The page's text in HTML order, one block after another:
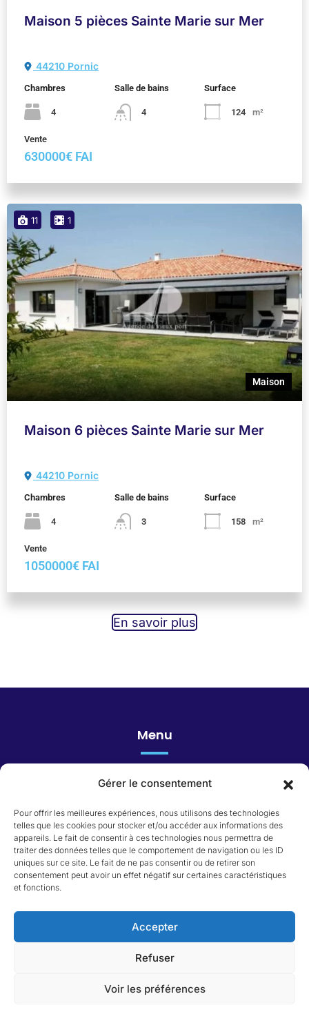
Gérer le consentement
Pour offrir les meilleures expériences, nous utilisons des technologies
telles que les cookies pour stocker et/ou accéder aux informations des
appareils. Le fait de consentir à ces technologies nous permettra de
traiter des données telles que le comportement de navigation ou les ID
uniques sur ce site. Le fait de ne pas consentir ou de retirer son
consentement peut avoir un effet négatif sur certaines caractéristiques
et fonctions.
Accepter
Refuser
Voir les préférences
Maison 5 pièces Sainte Marie sur Mer
44210 Pornic
Chambres
4
Salle de bains
4
Surface
124 m²
Vente
630000€ FAI
11 1
Maison
Maison 6 pièces Sainte Marie sur Mer
44210 Pornic
Chambres
4
Salle de bains
3
Surface
158 m²
Vente
1050000€ FAI
En savoir plus
Menu
Honoraires
Catégorie du bien
Appartement
Terrain